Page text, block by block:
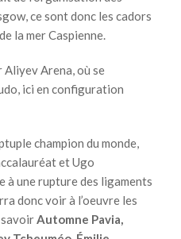
ce sont donc les cadors
la mer Caspienne.
Aliyev Arena, où se
ici en configuration
champion du monde,
et Ugo
une rupture des ligaments
donc voir à l’oeuvre les
Automne Pavia,